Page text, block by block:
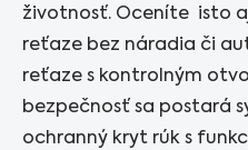
životnosť. Oceníte isto
reťaze bez náradia či
reťaze s kontrolným
bezpečnosť sa postará
ochranný kryt rúk s